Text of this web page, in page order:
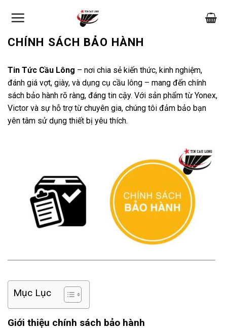
CHÍNH SÁCH BẢO HÀNH
Tin Tức Cầu Lông – nơi chia sẻ kiến thức, kinh nghiệm,
đánh giá vợt, giày, và dụng cụ cầu lông – mang đến chính
sách bảo hành rõ ràng, đáng tin cậy. Với sản phẩm từ Yonex,
Victor và sự hỗ trợ từ chuyên gia, chúng tôi đảm bảo bạn
yên tâm sử dụng thiết bị yêu thích.
Mục Lục
Giới thiệu chính sách bảo hành